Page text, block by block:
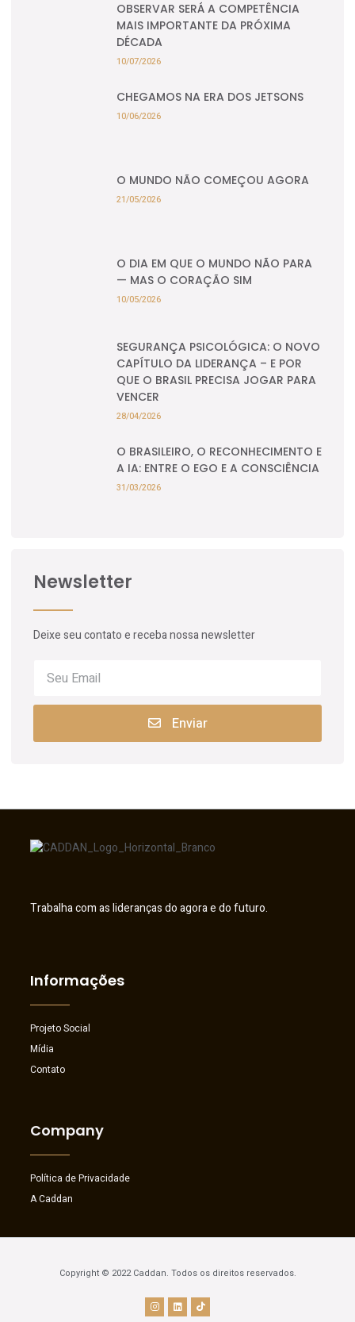
OBSERVAR SERÁ A COMPETÊNCIA
MAIS IMPORTANTE DA PRÓXIMA
DÉCADA
10/07/2026
CHEGAMOS NA ERA DOS JETSONS
10/06/2026
O MUNDO NÃO COMEÇOU AGORA
21/05/2026
O DIA EM QUE O MUNDO NÃO PARA
— MAS O CORAÇÃO SIM
10/05/2026
SEGURANÇA PSICOLÓGICA: O NOVO
CAPÍTULO DA LIDERANÇA – E POR
QUE O BRASIL PRECISA JOGAR PARA
VENCER
28/04/2026
O BRASILEIRO, O RECONHECIMENTO E
A IA: ENTRE O EGO E A CONSCIÊNCIA
31/03/2026
Newsletter
Deixe seu contato e receba nossa newsletter
Enviar
Trabalha com as lideranças do agora e do futuro.
Informações
Projeto Social
Mídia
Contato
Company
Política de Privacidade
A Caddan
Copyright © 2022 Caddan. Todos os direitos reservados.